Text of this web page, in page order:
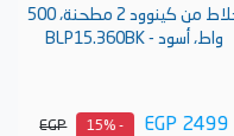
خلاط من كينوود 2 مطحنة، 500
واط، أسود - BLP15.360BK
EGP 2499
EGP